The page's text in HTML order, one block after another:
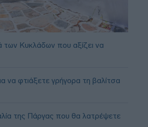
των Κυκλάδων που αξίζει να
να φτιάξετε γρήγορα τη βαλίτσα
της Πάργας που θα λατρέψετε